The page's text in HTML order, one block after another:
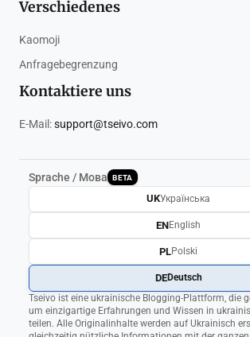
Verschiedenes
Kaomoji
Anfragebegrenzung
Kontaktiere uns
E-Mail:support@tseivo.com
Sprache / Мова BETA
Tseivo ist eine ukrainische Blogging-Plattform, die
um einzigartige Erfahrungen und Wissen in
teilen. Alle Originalinhalte werden auf Ukrainisch
UKУкраїнська
ENEnglish
PLPolski
DEDeutsch